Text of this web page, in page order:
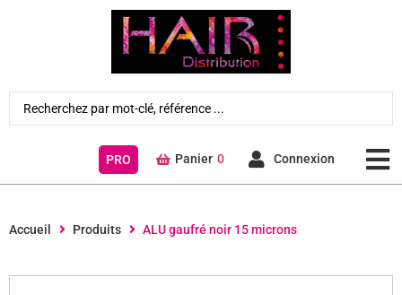
PRO Panier 0 Connexion
Accueil Produits ALU gaufré noir 15 microns